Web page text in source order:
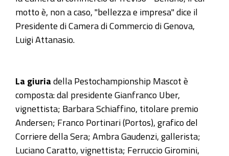
motto è, non a caso, "bellezza e impresa" dice il
Presidente di Camera di Commercio di Genova,
Luigi Attanasio.
La giuria della Pestochampionship Mascot è
composta: dal presidente Gianfranco Uber,
vignettista; Barbara Schiaffino, titolare premio
Andersen; Franco Portinari (Portos), grafico del
Corriere della Sera; Ambra Gaudenzi, gallerista;
Luciano Caratto, vignettista; Ferruccio Giromini,